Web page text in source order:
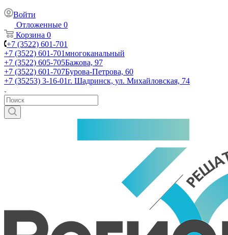
Войти
Отложенные 0
Корзина 0
+7 (3522) 601-701
+7 (3522) 601-701многоканальный
+7 (3522) 605-705Бажова, 97
+7 (3522) 601-707Бурова-Петрова, 60
+7 (35253) 3-16-01г. Шадринск, ул. Михайловская, 74